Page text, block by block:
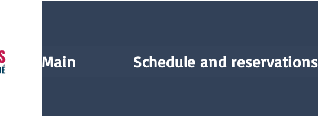
Main Schedule and reservations